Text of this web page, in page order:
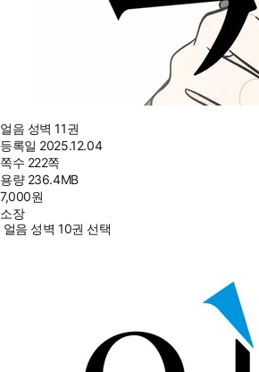
얼음 성벽 11권
등록일 2025.12.04
쪽수 222쪽
용량 236.4MB
7,000원
소장
얼음 성벽 10권 선택